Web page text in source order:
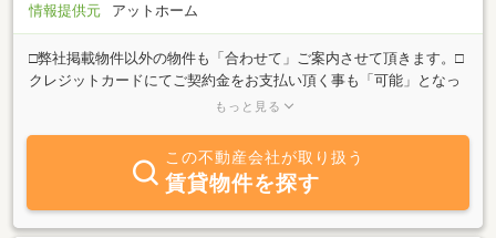
情報提供元
アットホーム
□弊社掲載物件以外の物件も「合わせて」ご案内させて頂きます。□
クレジットカードにてご契約金をお支払い頂く事も「可能」となっ
ております。お気軽にお申し付けください。□オンラインにて物件
が不安」「賃料等交渉してほしい」など、どんな難しい条件でも遠
慮なく「ご相談」下さい。□広範囲でお探しの方、どこまででも
「お付き合いさせて頂きます！」アシスト三軒茶屋店スタッフ一
同、心よりお待ちしております♪
もっと見る
この不動産会社が取り扱う
賃貸物件を探す